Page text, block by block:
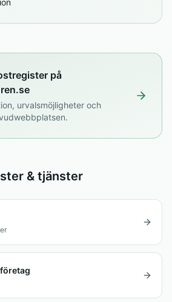
på
urvalsmöjligheter och
& tjänster